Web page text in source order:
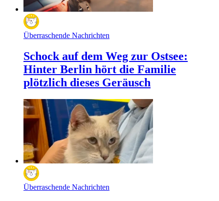
Überraschende Nachrichten
Schock auf dem Weg zur Ostsee:
Hinter Berlin hört die Familie
plötzlich dieses Geräusch
Überraschende Nachrichten